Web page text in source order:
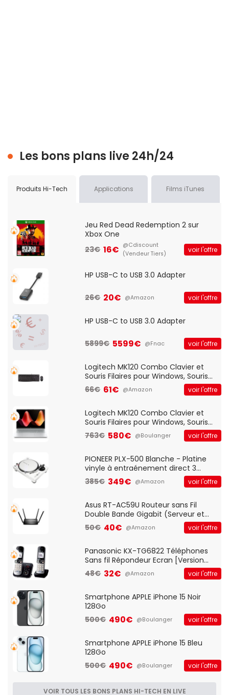
Les bons plans live 24h/24
Produits Hi-Tech Applications Films iTunes
Jeu Red Dead Redemption 2 sur
Xbox One
23€ 16€ @Cdiscount
(Vendeur Tiers)
voir l'offre
HP USB-C to USB 3.0 Adapter
26€ 20€ @Amazon voir l'offre
HP USB-C to USB 3.0 Adapter
5899€ 5599€ @Fnac voir l'offre
Logitech MK120 Combo Clavier et
Souris Filaires pour Windows, Souris
Optique Filaire, Connexion USB Plug
And Play, Confortable, Taille
QWERTY UK - Noir
66€ 61€ @Amazon voir l'offre
Logitech MK120 Combo Clavier et
Souris Filaires pour Windows, Souris
Optique Filaire, Connexion USB Plug
And Play, Confortable, Taille
QWERTY UK - Noir
763€ 580€ @Boulanger voir l'offre
PIONEER PLX-500 Blanche - Platine
vinyle à entraénement direct 3
vitesses (33-45-78 trs/min) avec
pre-ampli intégré et port USB
385€ 349€ @Amazon voir l'offre
Asus RT-AC59U Routeur sans Fil
Double Bande Gigabit (Serveur et
Client VPN, Triple Vlan, Mode Point
d'accès et Bridge, contrôle Parental,
50€ 40€ @Amazon voir l'offre
Panasonic KX-TG6822 Téléphones
Sans fil Répondeur Ecran [Version
Française]
48€ 32€ @Amazon voir l'offre
Smartphone APPLE iPhone 15 Noir
128Go
500€ 490€ @Boulanger voir l'offre
Smartphone APPLE iPhone 15 Bleu
128Go
500€ 490€ @Boulanger voir l'offre
VOIR TOUS LES BONS PLANS HI-TECH EN LIVE